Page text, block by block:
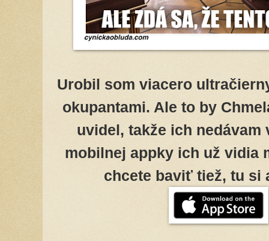
Urobil som viacero
okupantami. Ale to by
uvidel, takže ich
mobilnej appky ich už vidia
chcete baviť tiež, tu si